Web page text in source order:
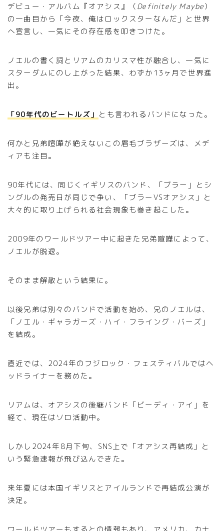
デビュー・アルバム『オアシス』（Definitely Maybe）
の一曲目から「今夜、俺はロックスターなんだ」と世界
へ宣言し、一気にその存在感を叩きつけた。
ノエルの書く詞とリアムのカリスマ性が融合し、一気に
スターダムにのし上がった結果、わずか13ヶ月で世界進
出。
「90年代のビートルズ」 とも言われるバンドになった。
何かと兄弟喧嘩が絶えないこの眉毛ブラザーズは、メデ
ィアも注目。
90年代には、同じくイギリスのバンド、「ブラー」とシ
ングルの発売日が同じで争い、「ブラーVSオアシス」と
大々的に取り上げられる社会現象も巻き起こした。
2009年のワールドツアー中に起きた兄弟喧嘩によって、
ノエルが脱退。
そのまま解散という結果に。
以後兄弟は別々のバンドで活動を始め、兄のノエルは、
「ノエル・ギャラガーズ・ハイ・フライング・バーズ」
を結成。
直近では、2024年のフジロック・フェスティバルではヘ
ッドライナーを務めた。
リアムは、オアシスの後継バンド「ビーディ・アイ」を
経て、現在はソロ活動中。
しかし2024年8月下旬、SNS上で「オアシス再結成」と
いう緊急速報が飛び込んできた。
来年夏には本国イギリスとアイルランドで再結成公演が
決定。